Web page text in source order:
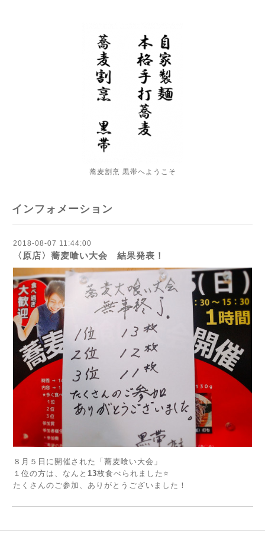
蕎麦割烹 黒帯へようこそ
インフォメーション
2018-08-07 11:44:00
〈原店〉蕎麦喰い大会 結果発表！
８月５日に開催された「蕎麦喰い大会」
１位の方は、なんと 13枚食べられました⭐
たくさんのご参加、ありがとうございました！